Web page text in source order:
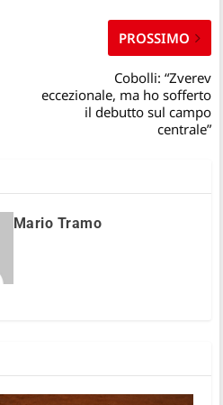
PROSSIMO
Cobolli: “Zverev
eccezionale, ma ho sofferto
il debutto sul campo
centrale”
Mario Tramo